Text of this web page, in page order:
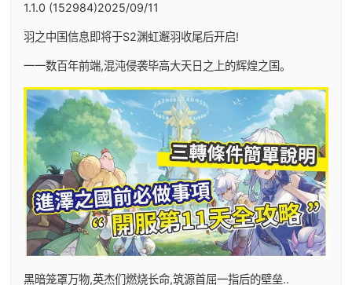
1.1.0 (152984)2025/09/11
羽之中国信息即将于S2渊虹邂羽收尾后开启!
一一数百年前端,混沌侵袭毕高大天日之上的辉煌之国。
黑暗笼罩万物,英杰们燃烧长命,筑源首屈一指后的壁垒..